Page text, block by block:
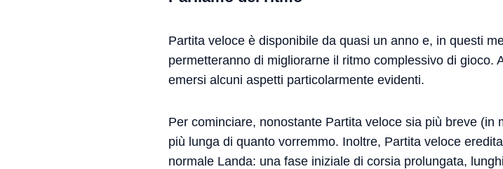
Partita veloce è disponibile da quasi un anno e, in questi
permetteranno di migliorarne il ritmo complessivo di gioco.
emersi alcuni aspetti particolarmente evidenti.
Per cominciare, nonostante Partita veloce sia più breve
più lunga di quanto vorremmo. Inoltre, Partita veloce
normale Landa: una fase iniziale di corsia prolungata,